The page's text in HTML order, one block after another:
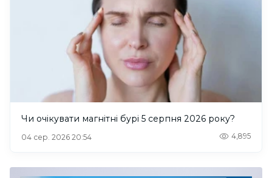
Чи очікувати магнітні бурі 5 серпня 2026 року?
04 сер. 2026 20:54 4,895